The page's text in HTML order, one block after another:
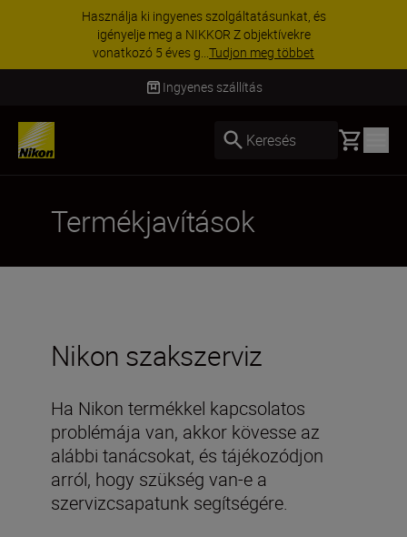
Használja ki ingyenes szolgáltatásunkat, és
igényelje meg a NIKKOR Z objektívekre
vonatkozó 5 éves g...Tudjon meg többet
Ingyenes szállítás
Keresés Basket
Termékjavítások
Nikon szakszerviz
Ha Nikon termékkel kapcsolatos
problémája van, akkor kövesse az
alábbi tanácsokat, és tájékozódjon
arról, hogy szükség van-e a
szervizcsapatunk segítségére.